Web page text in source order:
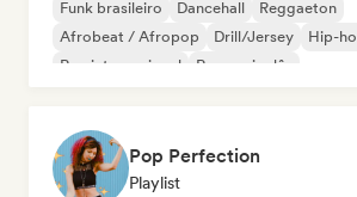
Funk brasileiro Dancehall
Reggaeton
Afrobeat / Afropop
Drill/Jersey
Hip-
Rap internacional
Rap em inglês
Pop Perfection
Playlist